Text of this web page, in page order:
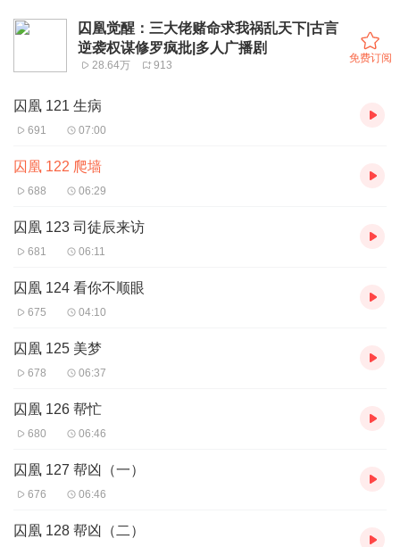
囚凰觉醒：三大佬赌命求我祸乱天下|古言
逆袭权谋修罗疯批|多人广播剧
28.64万 913
免费订阅
囚凰 121 生病
691 07:00
囚凰 122 爬墙
688 06:29
囚凰 123 司徒辰来访
681 06:11
囚凰 124 看你不顺眼
675 04:10
囚凰 125 美梦
678 06:37
囚凰 126 帮忙
680 06:46
囚凰 127 帮凶（一）
676 06:46
囚凰 128 帮凶（二）